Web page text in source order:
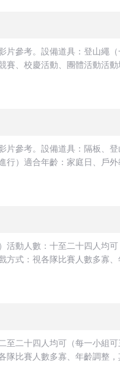
參考。設備道具：登山繩
、校慶活動、團體活動活動
參考。設備道具：隔板、
）適合年齡：家庭日、戶外
動人數：十至二十四人均
式：視各隊比賽人數多寡、
二十四人均可（每一小組
比賽人數多寡、年齡調整，